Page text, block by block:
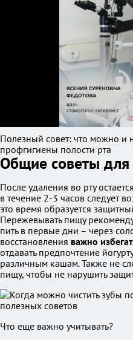
Полезный совет: что можно и
профгигиены полости рта
Общие советы для
После удаления во рту
в течение 2-3 часов следует
это время образуется
Пережевывать пищу
пить в первые дни – через
восстановления важно
отдавать предпочтение
различным кашам. Также не
пищу, чтобы не нарушить
Что еще важно учитывать?